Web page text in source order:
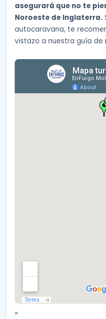
asegurará que no te
Noroeste de Inglaterra.
autocaravana, te
vistazo a nuestra guía de
»